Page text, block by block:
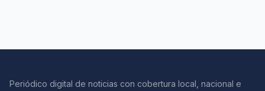
Periódico digital de noticias con cobertura local, nacional e